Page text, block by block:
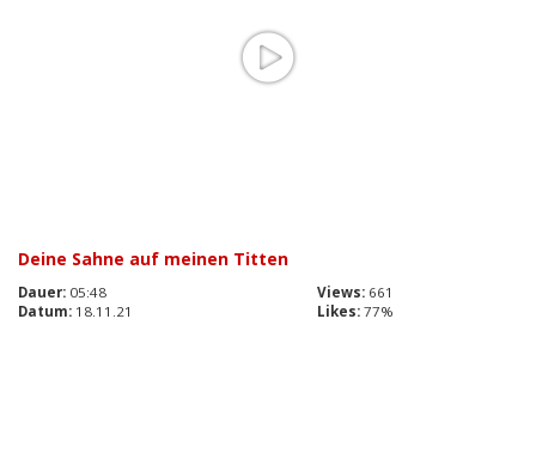
Deine Sahne auf meinen Titten
Dauer: 05:48 Views: 661
Datum: 18.11.21 Likes: 77%